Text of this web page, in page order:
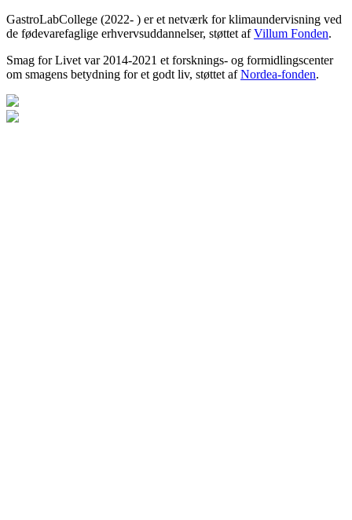
GastroLabCollege (2022- ) er et netværk for klimaundervisning ved
de fødevarefaglige erhvervsuddannelser, støttet afVillum Fonden.
Smag for Livet var 2014-2021 et forsknings- og formidlingscenter
om smagens betydning for et godt liv, støttet afNordea-fonden.